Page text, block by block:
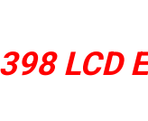
LCD